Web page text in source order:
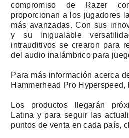
compromiso de Razer
proporcionan a los jugadores
más avanzadas. Con sus
y su inigualable
intrauditivos se crearon para
del audio inalámbrico para
Para más información acerca
Hammerhead Pro Hyperspeed,
Los productos llegarán
Latina y para seguir las
puntos de venta en cada país,